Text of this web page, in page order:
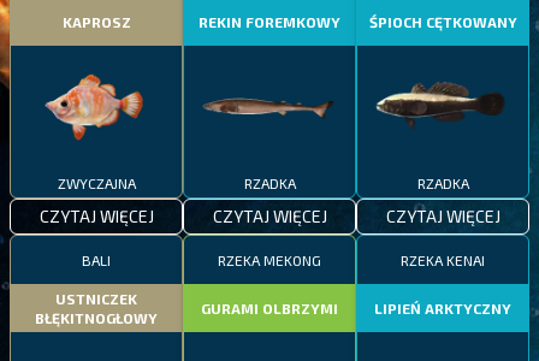
KAPROSZ
ZWYCZAJNA
CZYTAJ WIĘCEJ
REKIN FOREMKOWY
RZADKA
CZYTAJ WIĘCEJ
ŚPIOCH CĘTKOWANY
RZADKA
CZYTAJ WIĘCEJ
BALI
USTNICZEK
BŁĘKITNOGŁOWY
RZEKA MEKONG
GURAMI OLBRZYMI
RZEKA KENAI
LIPIEŃ ARKTYCZNY